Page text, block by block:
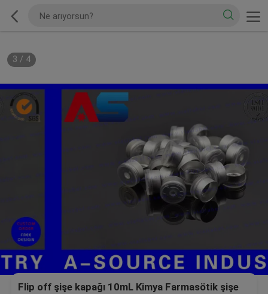
3 / 4
Flip off şişe kapağı 10mL Kimya Farmasötik şişe